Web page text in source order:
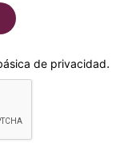
de privacidad.